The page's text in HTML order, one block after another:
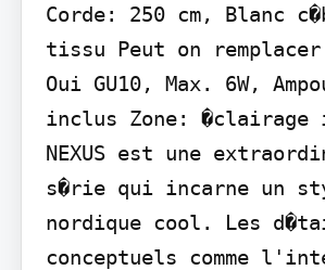
Corde: 250 cm, Blanc
tissu Peut on
Oui GU10, Max. 6W,
inclus Zone:
NEXUS est une
s�rie qui incarne un
nordique cool. Les
conceptuels comme